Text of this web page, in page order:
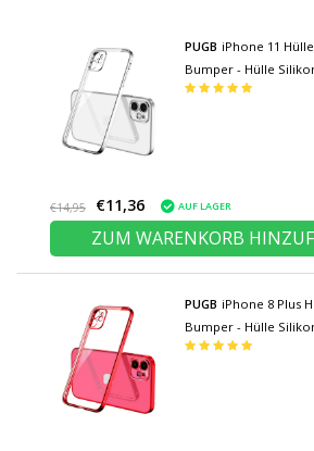
PUGB iPhone 11
Bumper - Hülle
Silber
€14,95 €11,36 AUF LAGER
ZUM WARENKORB
PUGB iPhone 8 Plus
Bumper - Hülle
Red